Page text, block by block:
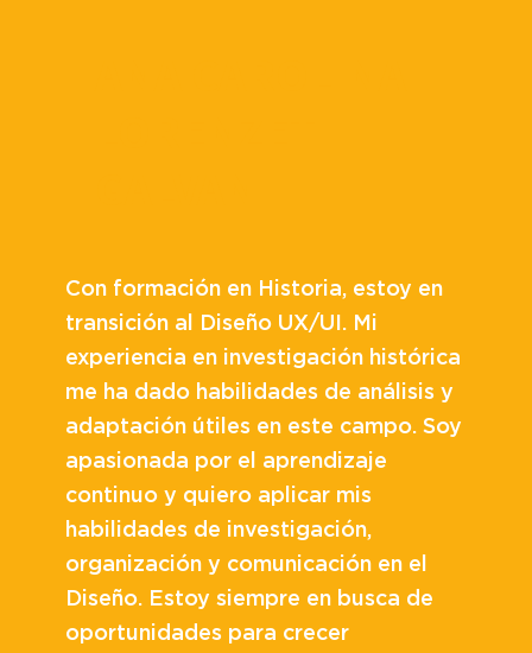
Con formación en Historia, estoy en
transición al Diseño UX/UI. Mi
experiencia en investigación histórica
me ha dado habilidades de análisis y
adaptación útiles en este campo. Soy
apasionada por el aprendizaje
continuo y quiero aplicar mis
habilidades de investigación,
organización y comunicación en el
Diseño. Estoy siempre en busca de
oportunidades para crecer